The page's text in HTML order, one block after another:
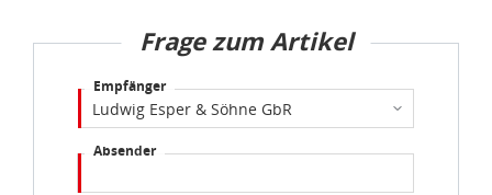
Frage zum Artikel
Empfänger
Absender